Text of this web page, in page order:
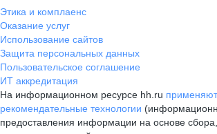
Этика и комплаенс
Оказание услуг
Использование сайтов
Защита персональных данных
Пользовательское соглашение
ИТ аккредитация
На информационном ресурсе hh.ru
рекомендательные технологии
предоставления информации на основе